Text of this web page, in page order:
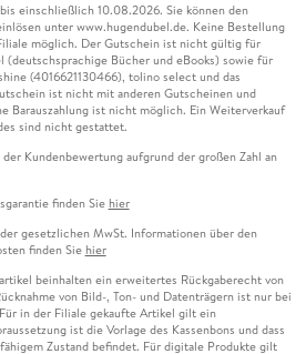
einschließlich 10.08.2026. Sie können den
unter www.hugendubel.de. Keine Bestellung
möglich. Der Gutschein ist nicht gültig für
Bücher und eBooks) sowie für
(4016621130466), tolino select und das
ist nicht mit anderen Gutscheinen und
Barauszahlung ist nicht möglich. Ein Weiterverkauf
sind nicht gestattet.
Kundenbewertung aufgrund der großen Zahl an
finden Sie hier
gesetzlichen MwSt. Informationen über den
finden Sie hier
beinhalten ein erweitertes Rückgaberecht von
von Bild-, Ton- und Datenträgern ist nur bei
in der Filiale gekaufte Artikel gilt ein
ist die Vorlage des Kassenbons und dass
Zustand befindet. Für digitale Produkte gilt